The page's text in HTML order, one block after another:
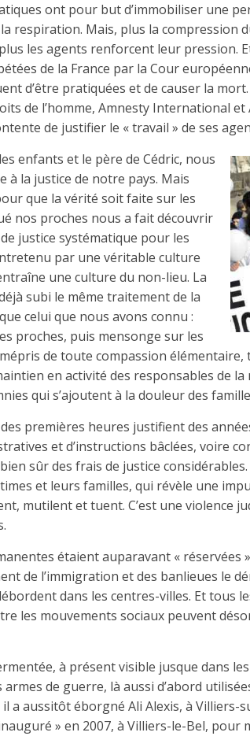
ont pour but d’immobiliser une
respiration. Mais, plus la compression
les agents renforcent leur pression.
de la France par la Cour
d’être pratiquées et de causer la
de l’homme, Amnesty International
de justifier le « travail » de ses
enfants et le père de Cédric, nous
à la justice de notre pays. Mais
que la vérité soit faite sur les
nos proches nous a fait découvrir
justice systématique pour les
par une véritable culture
une culture du non-lieu. La
subi le même traitement de la
celui que nous avons connu :
proches, puis mensonge sur les
de toute compassion
en activité des responsables de
qui s’ajoutent à la douleur des
premières heures justifient des
et d’instructions bâclées, voire
sûr des frais de justice
et leurs familles, qui révèle une
mutilent et tuent. C’est une violence
étaient auparavant « réservées
de l’immigration et des banlieues le
dans les centres-villes. Et tous
les mouvements sociaux peuvent
à présent visible jusque dans
armes de guerre, là aussi d’abord
a aussitôt éborgné Ali Alexis, à
» en 2007, à Villiers-le-Bel,